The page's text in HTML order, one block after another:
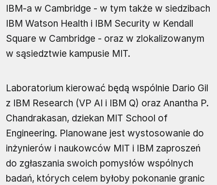
IBM-a w Cambridge - w tym także w siedzibach
IBM Watson Health i IBM Security w Kendall
Square w Cambridge - oraz w zlokalizowanym
w sąsiedztwie kampusie MIT.
Laboratorium kierować będą wspólnie Dario Gil
z IBM Research (VP AI i IBM Q) oraz Anantha P.
Chandrakasan, dziekan MIT School of
Engineering. Planowane jest wystosowanie do
inżynierów i naukowców MIT i IBM zaproszeń
do zgłaszania swoich pomysłów ​​wspólnych
badań, których celem byłoby pokonanie granic